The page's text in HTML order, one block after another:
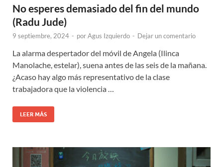
No esperes demasiado del fin del mundo
(Radu Jude)
9 septiembre, 2024 - porAgus Izquierdo - Dejar un comentario
La alarma despertador del móvil de Angela (Ilinca
Manolache, estelar), suena antes de las seis de la mañana.
¿Acaso hay algo más representativo de la clase
trabajadora que la violencia …
LEER MÁS